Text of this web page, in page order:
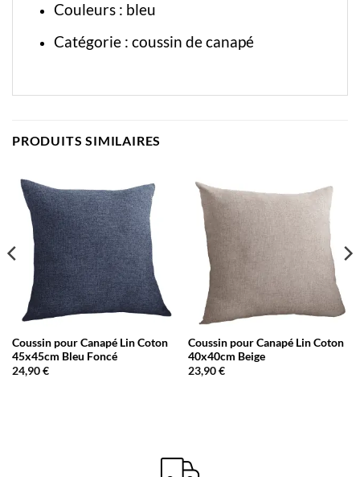
Couleurs : bleu
Catégorie : coussin de canapé
PRODUITS SIMILAIRES
Coussin pour Canapé Lin Coton
45x45cm Bleu Foncé
24,90€
Coussin pour Canapé Lin Coton
40x40cm Beige
23,90€